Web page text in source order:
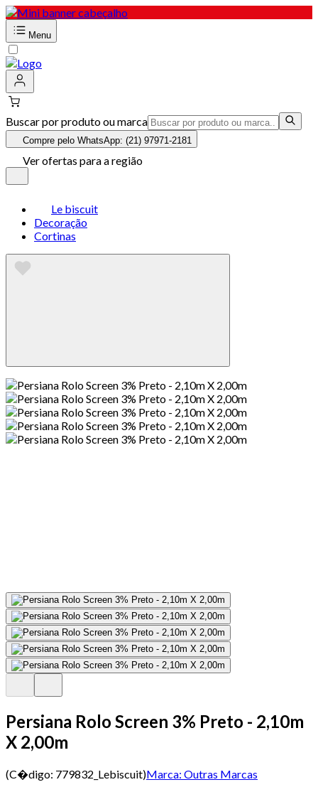
Menu
Buscar por produto ou marca
Compre pelo WhatsApp: (21) 97971-2181
Ver ofertas para a região
Le biscuit
Decoração
Cortinas
Persiana Rolo Screen 3% Preto - 2,10m
X 2,00m
(C�digo: 779832_Lebiscuit)Marca: Outras Marcas